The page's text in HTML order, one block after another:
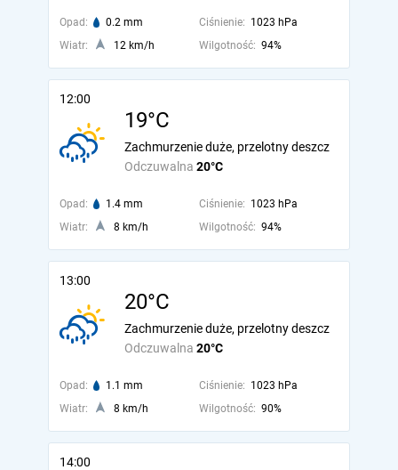
Opad: 0.2 mm Ciśnienie: 1023 hPa
Wiatr:
12 km/h Wilgotność: 94%
12:00
19°C
Odczuwalna 20°C
Zachmurzenie duże, przelotny deszcz
Opad: 1.4 mm Ciśnienie: 1023 hPa
Wiatr:
8 km/h Wilgotność: 94%
13:00
20°C
Odczuwalna 20°C
Zachmurzenie duże, przelotny deszcz
Opad: 1.1 mm Ciśnienie: 1023 hPa
Wiatr:
8 km/h Wilgotność: 90%
14:00